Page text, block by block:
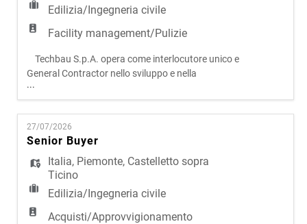
IT
DE
ES
PT
Edilizia/Ingegneria civile
Facility management/Pulizie
Techbau S.p.A. opera come interlocutore unico e
General Contractor nello sviluppo e nella
realizzazione di progetti complessi in ambito civile
e infrastrutturale. Attraverso un modello
operativo integrato, che riunisce progettazione,
sviluppo e costruzione, l'azienda presidia l'intero
ciclo di vita degli interventi, assicurando elevati
livell
...
27/07/2026
Senior Buyer
Italia, Piemonte, Castelletto sopra
Ticino
Edilizia/Ingegneria civile
Acquisti/Approvvigionamento